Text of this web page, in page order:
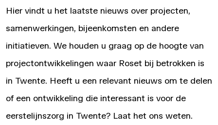
Hier vindt u het laatste nieuws over projecten,
samenwerkingen, bijeenkomsten en andere
initiatieven. We houden u graag op de hoogte van
projectontwikkelingen waar Roset bij betrokken is
in Twente. Heeft u een relevant nieuws om te delen
of een ontwikkeling die interessant is voor de
eerstelijnszorg in Twente? Laat het ons weten.